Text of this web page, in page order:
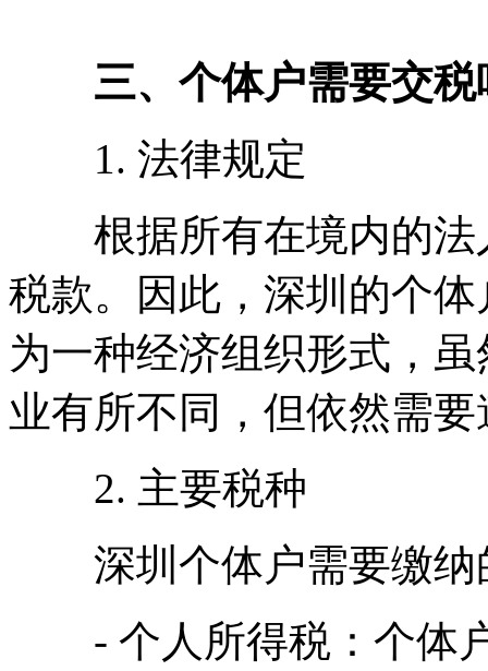
三、个体户需要交税
1. 法律规定
根据所有在境内的法
税款。因此，深圳的个
为一种经济组织形式，
业有所不同，但依然需
2. 主要税种
深圳个体户需要缴纳
- 个人所得税：个体户